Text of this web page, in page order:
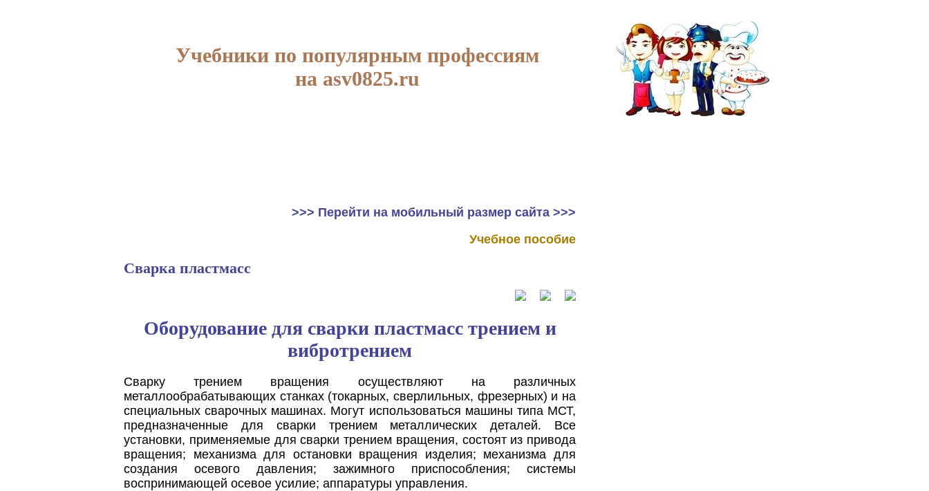
Учебники по популярным профессиям
на asv0825.ru
>>> Перейти на мобильный размер сайта >>>
Учебное пособие
Сварка пластмасс
Оборудование для сварки пластмасс трением и
вибротрением
Сварку трением вращения осуществляют на различных
металлообрабатывающих станках (токарных, сверлильных, фрезерных) и на
специальных сварочных машинах. Могут использоваться машины типа МСТ,
предназначенные для сварки трением металлических деталей. Все
установки, применяемые для сварки трением вращения, состоят из привода
вращения; механизма для остановки вращения изделия; механизма для
создания осевого давления; зажимного приспособления; системы
воспринимающей осевое усилие; аппаратуры управления.